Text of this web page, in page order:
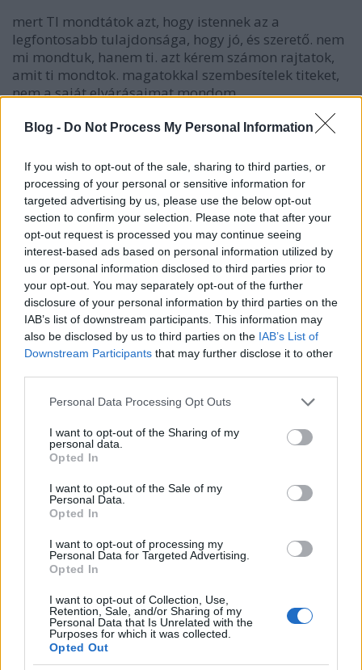
Blog - Do Not Process My Personal Information
If you wish to opt-out of the sale, sharing to third parties, or
processing of your personal or sensitive information for
targeted advertising by us, please use the below opt-out
section to confirm your selection. Please note that after your
opt-out request is processed you may continue seeing
interest-based ads based on personal information utilized by
us or personal information disclosed to third parties prior to
your opt-out. You may separately opt-out of the further
disclosure of your personal information by third parties on the
IAB’s list of downstream participants. This information may
also be disclosed by us to third parties on the IAB’s List of
Downstream Participants that may further disclose it to other
Please note that this website/app uses one or more Google
not limited to your visit or usage behaviour. You may click to
grant or deny consent to Google and its third-party tags to
use your data for below specified purposes in below Google
consent section.
Personal Data Processing Opt Outs
I want to opt-out of the Sharing of my
personal data.
Opted In
I want to opt-out of the Sale of my
Personal Data.
Opted In
I want to opt-out of processing my
Personal Data for Targeted Advertising.
Opted In
I want to opt-out of Collection, Use,
Retention, Sale, and/or Sharing of my
Personal Data that Is Unrelated with the
Purposes for which it was collected.
Opted Out
mert TI mondtátok azt, hogy istennek az a
legfontosabb tulajdonsága, hogy jó, és szerető. nem
mi mondtuk, hanem ti. azt kérem számon rajtatok,
amit ti mondtok. magatokkal szembesítelek titeket,
nem a saját elvárásaimat mondom.
" A jó mitől olyan baromira fontos, mitől érték?"
nem tudom. nem szerintem az, hanem szerintetek
az. kérdezd a keresztényeket! kérdezd magad!
"Összegezve: minden cáfolatod egy rosszul felfogott
Istenre irányul, akiben bolond lennék hinni."
tehát nem hiszed, hogy isten szerető, és jó, és hogy ez
kibaszottul fontos neki?!
tehát nem vagy keresztény, csak azt hazudod?!
13 éve
@Brendel Mátyás: "voltak állatok, akik már akkor
szenvedtek természeti katasztrófáktól, amikor
ember még nem is létezett a Földön."
A szenvedés=rossz csakis akkor értelmes, ha tudjuk,
mi a jó és a rossz. Ám ezt csak az ember tudja (és
Isten, persze), így emberi értékítélet nélkül egy állat
szenvedése sem más, mint természeti és biológiai
folyamatok "versengése". Ha az állat megmarad,
győzött, ha nem, a földrengés nyert. Mit kell
idekeverned a jót meg a rosszat?
Ha azt hozod fel, miért engedi Isten a szenvedést egy
állat esetében is (pl. természeti katasztrófa esetén), a